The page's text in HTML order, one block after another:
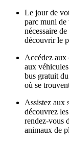
Le jour de
parc muni de
nécessaire
découvrir le
Accédez aux
aux
bus gratuit
où se
Assistez aux
découvrez
rendez-vous
animaux de